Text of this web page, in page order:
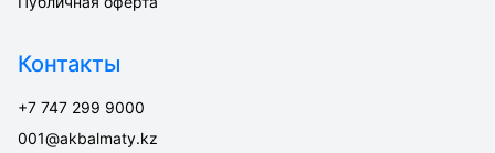
Контакты
+7 747 299 9000
001@akbalmaty.kz